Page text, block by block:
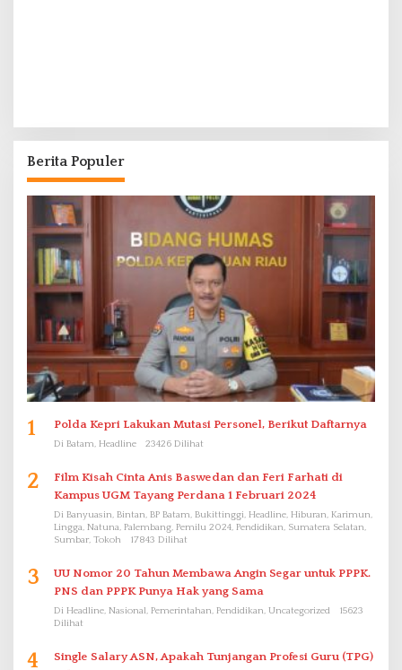
Berita Populer
1 Polda Kepri Lakukan Mutasi Personel, Berikut Daftarnya
Di Batam, Headline 23426 Dilihat
2
Film Kisah Cinta Anis Baswedan dan Feri Farhati di
Kampus UGM Tayang Perdana 1 Februari 2024
Di Banyuasin, Bintan, BP Batam, Bukittinggi, Headline, Hiburan, Karimun,
Lingga, Natuna, Palembang, Pemilu 2024, Pendidikan, Sumatera Selatan,
Sumbar, Tokoh
17843 Dilihat
3
UU Nomor 20 Tahun Membawa Angin Segar untuk PPPK.
PNS dan PPPK Punya Hak yang Sama
Di Headline, Nasional, Pemerintahan, Pendidikan, Uncategorized
15623
Dilihat
4
Single Salary ASN, Apakah Tunjangan Profesi Guru (TPG)